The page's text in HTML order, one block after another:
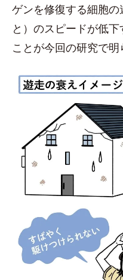
ゲンを修復する細胞の
と）のスピードが低
ことが今回の研究で明